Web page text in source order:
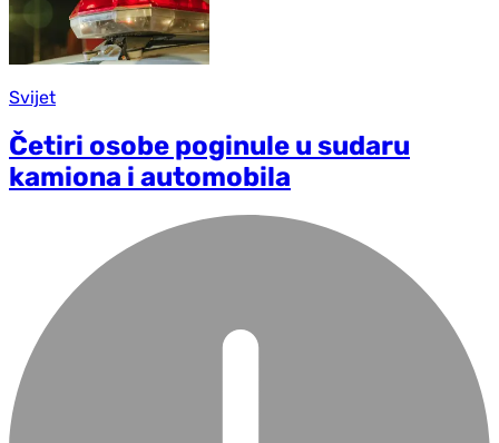
Svijet
Četiri osobe poginule u sudaru
kamiona i automobila